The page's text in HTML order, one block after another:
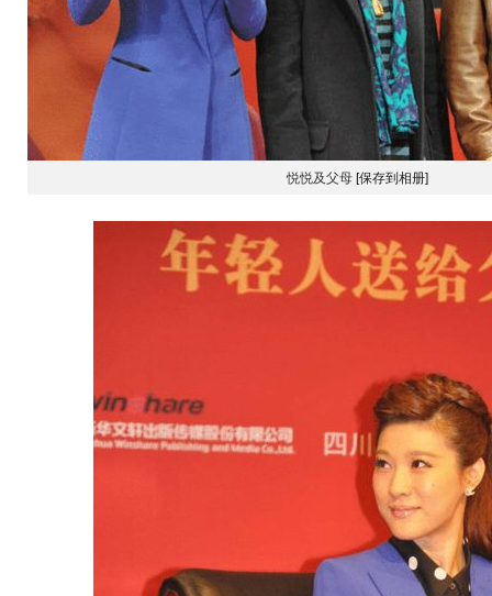
悦悦及父母 [保存到相册]